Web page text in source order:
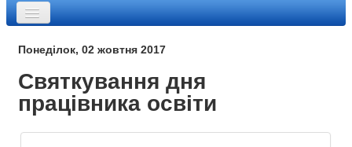
ПІДПРИЄМСТВА
Понеділок, 02 жовтня 2017
Святкування дня
працівника освіти